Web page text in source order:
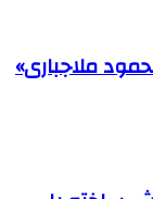
ملاجباری»